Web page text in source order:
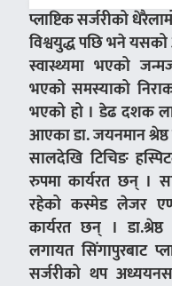
प्लाष्टिक सर्जरीको
विश्वयुद्ध पछि भने
स्वास्थ्यमा भएको
भएको समस्याको
भएको हो । डेढ दशक
आएका डा. जयनमान श्रेष्ठ
सालदेखि टिचिङ
रुपमा कार्यरत छन् ।
रहेको कस्मेड लेजर
कार्यरत छन् ।
लगायत सिंगापुरबाट
सर्जरीको थप